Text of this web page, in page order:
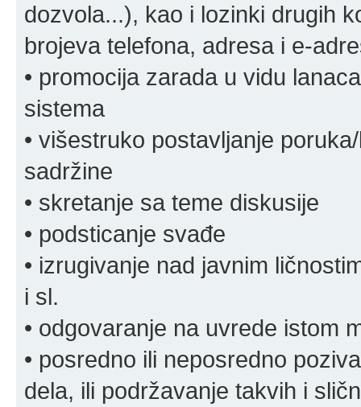
dozvola...), kao i lozinki drugih
brojeva telefona, adresa i e-
• promocija zarada u vidu
sistema
• višestruko postavljanje
sadržine
• skretanje sa teme diskusije
• podsticanje svađe
• izrugivanje nad javnim
i sl.
• odgovaranje na uvrede istom
• posredno ili neposredno
dela, ili podržavanje takvih i